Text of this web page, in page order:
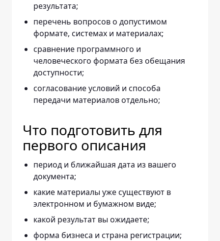
результата;
перечень вопросов о допустимом
формате, системах и материалах;
сравнение программного и
человеческого формата без обещания
доступности;
согласование условий и способа
передачи материалов отдельно;
Что подготовить для
первого описания
период и ближайшая дата из вашего
документа;
какие материалы уже существуют в
электронном и бумажном виде;
какой результат вы ожидаете;
форма бизнеса и страна регистрации;